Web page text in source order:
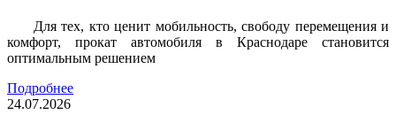
Для тех, кто ценит мобильность, свободу перемещения и
комфорт, прокат автомобиля в Краснодаре становится
оптимальным решением
Подробнее
24.07.2026